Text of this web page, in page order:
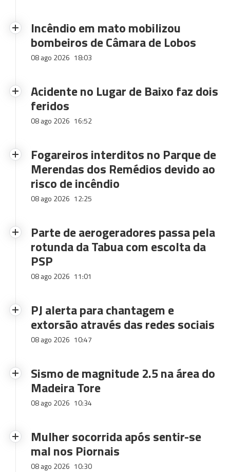
Incêndio em mato mobilizou
bombeiros de Câmara de Lobos
08 ago 2026 18:03
Acidente no Lugar de Baixo faz dois
feridos
08 ago 2026 16:52
Fogareiros interditos no Parque de
Merendas dos Remédios devido ao
risco de incêndio
08 ago 2026 12:25
Parte de aerogeradores passa pela
rotunda da Tabua com escolta da
PSP
08 ago 2026 11:01
PJ alerta para chantagem e
extorsão através das redes sociais
08 ago 2026 10:47
Sismo de magnitude 2.5 na área do
Madeira Tore
08 ago 2026 10:34
Mulher socorrida após sentir-se
mal nos Piornais
08 ago 2026 10:30